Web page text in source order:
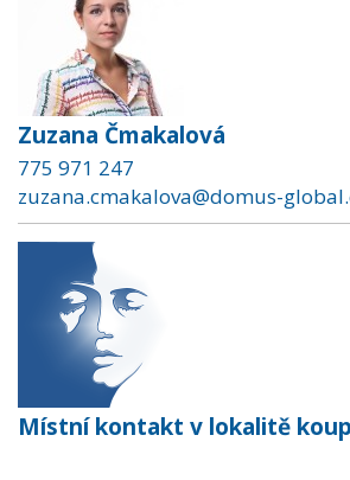
Zuzana Čmakalová
775 971 247
zuzana.cmakalova@domus-
Místní kontakt v lokalitě